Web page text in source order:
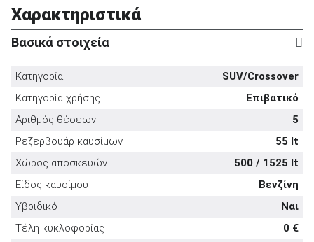
Καινούρια
Χαρακτηριστικά
Βασικά στοιχεία
Κατηγορία
SUV/Crossover
Κατηγορία χρήσης
Επιβατικό
Αριθμός θέσεων
5
Ρεζερβουάρ καυσίμων
55 lt
Χώρος αποσκευών
500 / 1525 lt
Είδος καυσίμου
Βενζίνη
Υβριδικό
Ναι
Τέλη κυκλοφορίας
0 €